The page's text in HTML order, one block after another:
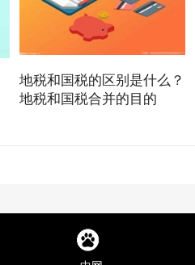
地税和国税的区别是什么？
地税和国税合并的目的